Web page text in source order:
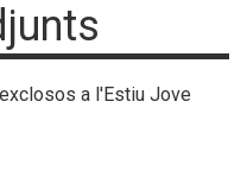
a l'Estiu Jove